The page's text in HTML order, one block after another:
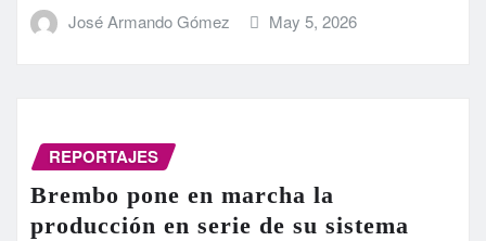
José Armando Gómez May 5, 2026
REPORTAJES
Brembo pone en marcha la
producción en serie de su sistema